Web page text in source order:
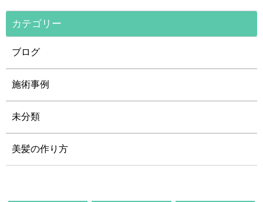
カテゴリー
ブログ
施術事例
未分類
美髪の作り方